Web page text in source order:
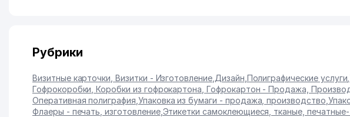
Рубрики
Визитные карточки, Визитки - Изготовление, Дизайн Полиграфические услуги
Гофрокоробки, Коробки из гофрокартона, Гофрокартон - Продажа,
Оперативная полиграфия Упаковка из бумаги - продажа, производство
Флаеры - печать, изготовление, Этикетки самоклеющиеся, тканые,